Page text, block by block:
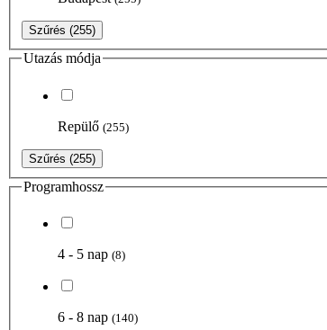
Szűrés (255)
Utazás módja
Repülő (255)
Szűrés (255)
Programhossz
4 - 5 nap (8)
6 - 8 nap (140)